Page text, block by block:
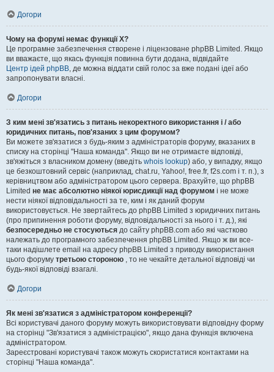
Догори
Чому на форумі немає функції X?
Це програмне забезпечення створене і ліцензоване phpBB Limited. Якщо
ви вважаєте, що якась функція повинна бути додана, відвідайте
Центр ідей phpBB, де можна віддати свій голос за вже подані ідеї або
запропонувати власні.
Догори
З ким мені зв'язатись з питань некоректного використання і / або
юридичних питань, пов'язаних з цим форумом?
Ви можете зв'язатися з будь-яким з адміністраторів форуму, вказаних в
списку на сторінці "Наша команда". Якщо ви не отримаєте відповіді,
зв'яжіться з власником домену (введіть whois lookup) або, у випадку, якщо
це безкоштовний сервіс (наприклад, chat.ru, Yahoo!, free.fr, f2s.com і т. п.), з
керівництвом або адміністратором цього сервера. Врахуйте, що phpBB
Limited не має абсолютно ніякої юрисдикції над форумом і не може
нести ніякої відповідальності за те, ким і як даний форум
використовується. Не звертайтесь до phpBB Limited з юридичних питань
(про припинення роботи форуму, відповідальності за нього і т. д.), які
безпосередньо не стосуються до сайту phpBB.com або які частково
належать до програмного забезпечення phpBB Limited. Якщо ж ви все-
таки надішлете email на адресу phpBB Limited з приводу використання
цього форуму третьою стороною , то не чекайте детальної відповіді чи
будь-якої відповіді взагалі.
Догори
Як мені зв'язатися з адміністратором конференції?
Всі користувачі даного форуму можуть використовувати відповідну форму
на сторінці "Зв'язатися з адміністрацією", якщо дана функція включена
адміністратором.
Зареєстровані користувачі також можуть скористатися контактами на
сторінці "Наша команда".